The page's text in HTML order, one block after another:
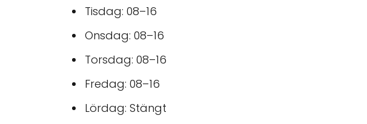
Tisdag: 08–16
Onsdag: 08–16
Torsdag: 08–16
Fredag: 08–16
Lördag: Stängt